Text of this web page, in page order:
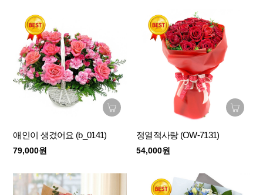
애인이 생겼어요 (b_0141)
79,000원
정열적사랑 (OW-7131)
54,000원